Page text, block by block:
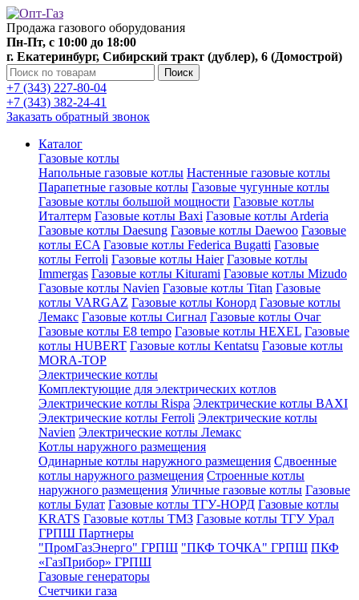
Продажа газового оборудования
Пн-Пт, с 10:00 до 18:00
г. Екатеринбург, Сибирский тракт (дублер), 6 (Домострой)
Поиск
+7 (343) 227-80-04
+7 (343) 382-24-41
Заказать обратный звонок
Каталог
Газовые котлы
Напольные газовые котлы Настенные газовые котлы
Парапетные газовые котлы Газовые чугунные котлы
Газовые котлы большой мощности Газовые котлы
Италтерм Газовые котлы Baxi Газовые котлы Arderia
Газовые котлы Daesung Газовые котлы Daewoo Газовые
котлы ECA Газовые котлы Federica Bugatti Газовые
котлы Ferroli Газовые котлы Haier Газовые котлы
Immergas Газовые котлы Kiturami Газовые котлы Mizudo
Газовые котлы Navien Газовые котлы Titan Газовые
котлы VARGAZ Газовые котлы Конорд Газовые котлы
Лемакс Газовые котлы Сигнал Газовые котлы Очаг
Газовые котлы E8 tempo Газовые котлы HEXEL Газовые
котлы HUBERT Газовые котлы Kentatsu Газовые котлы
MORA-TOP
Электрические котлы
Комплектующие для электрических котлов
Электрические котлы Rispa Электрические котлы BAXI
Электрические котлы Ferroli Электрические котлы
Navien Электрические котлы Лемакс
Котлы наружного размещения
Одинарные котлы наружного размещения Сдвоенные
котлы наружного размещения Строенные котлы
наружного размещения Уличные газовые котлы Газовые
котлы Булат Газовые котлы ТГУ-НОРД Газовые котлы
KRATS Газовые котлы ТМЗ Газовые котлы ТГУ Урал
ГРПШ Партнеры
"ПромГазЭнерго" ГРПШ "ПКФ ТОЧКА" ГРПШ ПКФ
«ГазПрибор» ГРПШ
Газовые генераторы
Счетчики газа